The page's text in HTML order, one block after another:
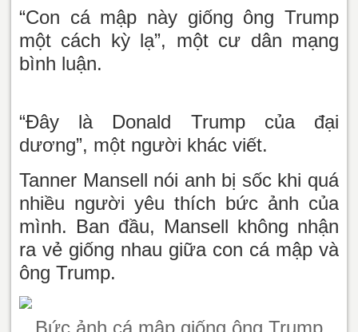
“Con cá mập này giống ông Trump
một cách kỳ lạ”, một cư dân mạng
bình luận.
“Đây là Donald Trump của đại
dương”, một người khác viết.
Tanner Mansell nói anh bị sốc khi quá
nhiều người yêu thích bức ảnh của
mình. Ban đầu, Mansell không nhận
ra vẻ giống nhau giữa con cá mập và
ông Trump.